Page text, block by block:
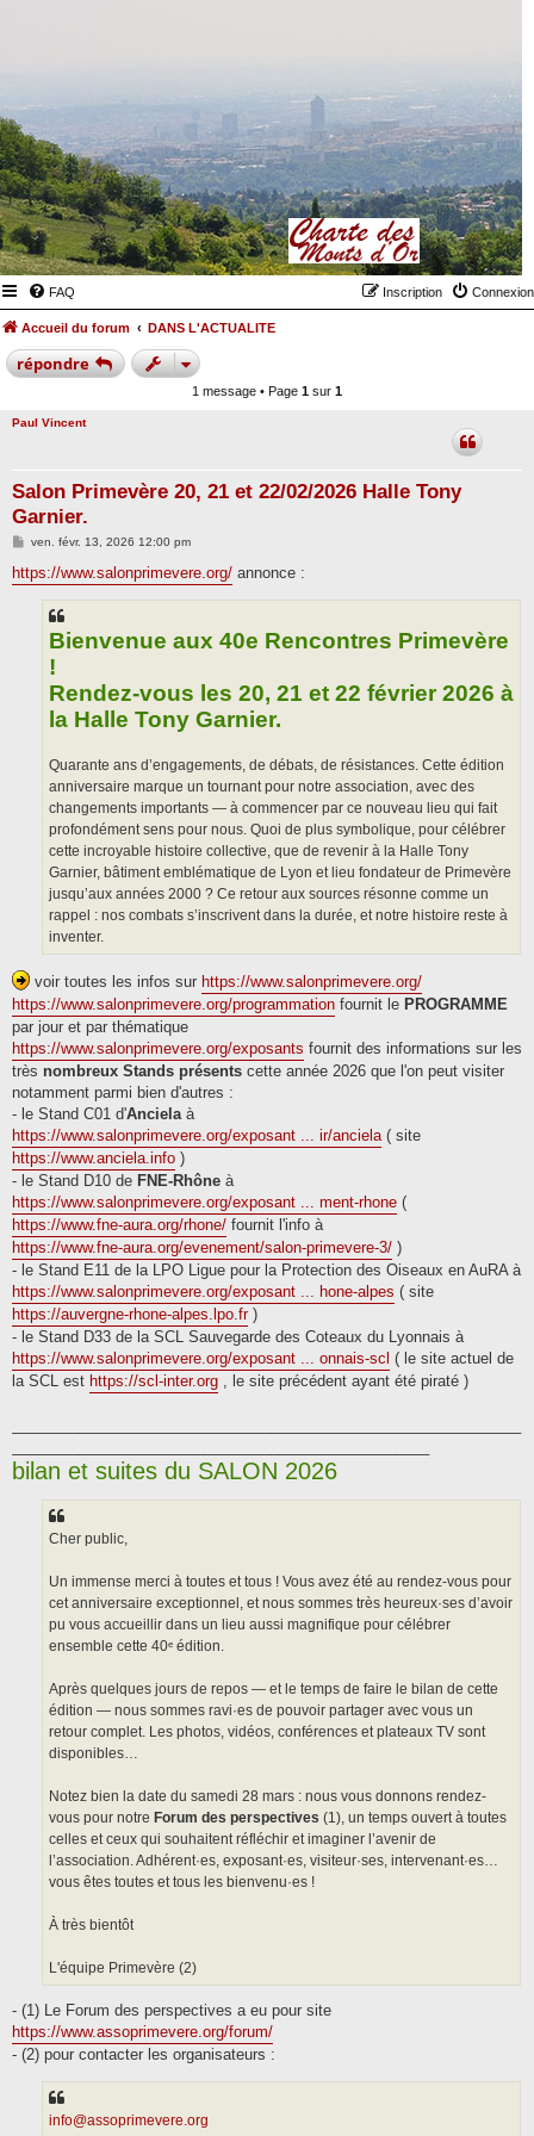
FAQ Connexion
Inscription
Accueil du forum DANS L'ACTUALITE
répondre
1 message • Page 1 sur 1
Paul Vincent
Salon Primevère 20, 21 et 22/02/2026 Halle Tony
Garnier.
M
s
s
ven. févr. 13, 2026 12:00 pm
https://www.salonprimevere.org/ annonce :
Bienvenue aux 40e Rencontres Primevère
!
Rendez-vous les 20, 21 et 22 février 2026 à
la Halle Tony Garnier.
Quarante ans d’engagements, de débats, de résistances. Cette édition
anniversaire marque un tournant pour notre association, avec des
changements importants — à commencer par ce nouveau lieu qui fait
profondément sens pour nous. Quoi de plus symbolique, pour célébrer
cette incroyable histoire collective, que de revenir à la Halle Tony
Garnier, bâtiment emblématique de Lyon et lieu fondateur de Primevère
jusqu’aux années 2000 ? Ce retour aux sources résonne comme un
rappel : nos combats s’inscrivent dans la durée, et notre histoire reste à
inventer.
voir toutes les infos sur https://www.salonprimevere.org/
https://www.salonprimevere.org/programmation fournit le PROGRAMME
par jour et par thématique
https://www.salonprimevere.org/exposants fournit des informations sur les
très nombreux Stands présents cette année 2026 que l'on peut visiter
notamment parmi bien d'autres :
- le Stand C01 d'Anciela à
https://www.salonprimevere.org/exposant ... ir/anciela ( site
https://www.anciela.info )
- le Stand D10 de FNE-Rhône à
https://www.salonprimevere.org/exposant ... ment-rhone (
https://www.fne-aura.org/rhone/ fournit l'info à
https://www.fne-aura.org/evenement/salon-primevere-3/ )
- le Stand E11 de la LPO Ligue pour la Protection des Oiseaux en AuRA à
https://www.salonprimevere.org/exposant ... hone-alpes ( site
https://auvergne-rhone-alpes.lpo.fr)
- le Stand D33 de la SCL Sauvegarde des Coteaux du Lyonnais à
https://www.salonprimevere.org/exposant ... onnais-scl ( le site actuel de
la SCL est https://scl-inter.org , le site précédent ayant été piraté )
bilan et suites du SALON 2026
Cher public,
Un immense merci à toutes et tous ! Vous avez été au rendez-vous pour
cet anniversaire exceptionnel, et nous sommes très heureux·ses d’avoir
pu vous accueillir dans un lieu aussi magnifique pour célébrer
ensemble cette 40ᵉ édition.
Après quelques jours de repos — et le temps de faire le bilan de cette
édition — nous sommes ravi·es de pouvoir partager avec vous un
retour complet. Les photos, vidéos, conférences et plateaux TV sont
disponibles…
Notez bien la date du samedi 28 mars : nous vous donnons rendez-
vous pour notre Forum des perspectives (1), un temps ouvert à toutes
celles et ceux qui souhaitent réfléchir et imaginer l’avenir de
l’association. Adhérent·es, exposant·es, visiteur·ses, intervenant·es…
vous êtes toutes et tous les bienvenu·es !
À très bientôt
L'équipe Primevère (2)
- (1) Le Forum des perspectives a eu pour site
https://www.assoprimevere.org/forum/
- (2) pour contacter les organisateurs :
info@assoprimevere.org